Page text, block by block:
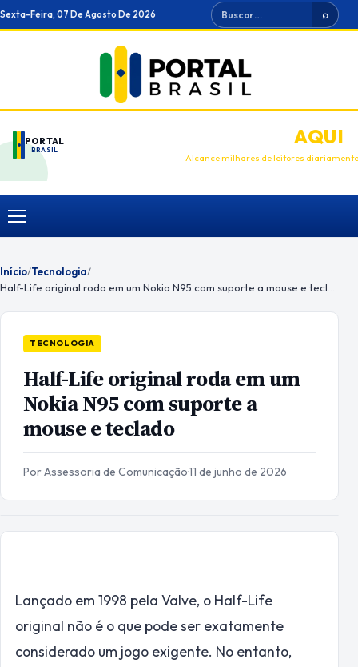
Ir
para
Sexta-Feira, 07 De Agosto De 2026 Buscar ⌕
PORTAL
BRASIL
ANUNCIEAQUI
Alcance milhares de leitores diariamente
Menu
Início/Tecnologia/
TECNOLOGIA
Half-Life original roda em um
Nokia N95 com suporte a
mouse e teclado
Por Assessoria de Comunicação·11 de junho de 2026
Lançado em 1998 pela Valve, o Half-Life
original não é o que pode ser exatamente
considerado um jogo exigente. No entanto,